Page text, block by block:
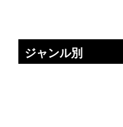
ジャンル別